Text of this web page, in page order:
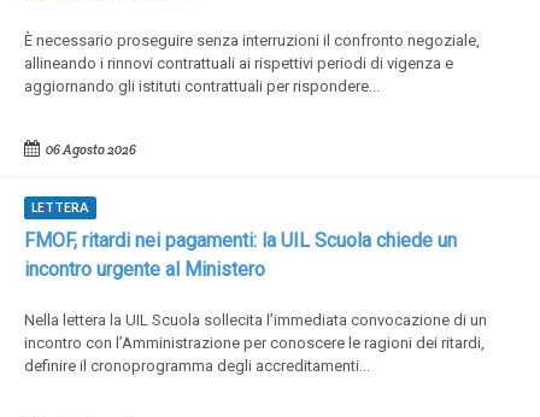
È necessario proseguire senza interruzioni il confronto negoziale,
allineando i rinnovi contrattuali ai rispettivi periodi di vigenza e
aggiornando gli istituti contrattuali per rispondere...
06 Agosto 2026
LETTERA
FMOF, ritardi nei pagamenti: la UIL Scuola chiede un
incontro urgente al Ministero
Nella lettera la UIL Scuola sollecita l’immediata convocazione di un
incontro con l’Amministrazione per conoscere le ragioni dei ritardi,
definire il cronoprogramma degli accreditamenti...